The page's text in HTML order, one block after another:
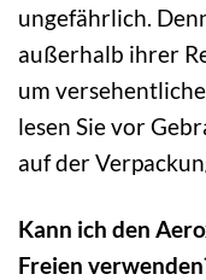
ungefährlich.
außerhalb ihrer
um
lesen Sie vor
auf der
Kann ich den
Freien